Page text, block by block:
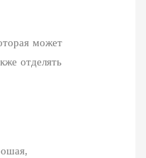
может
отделять